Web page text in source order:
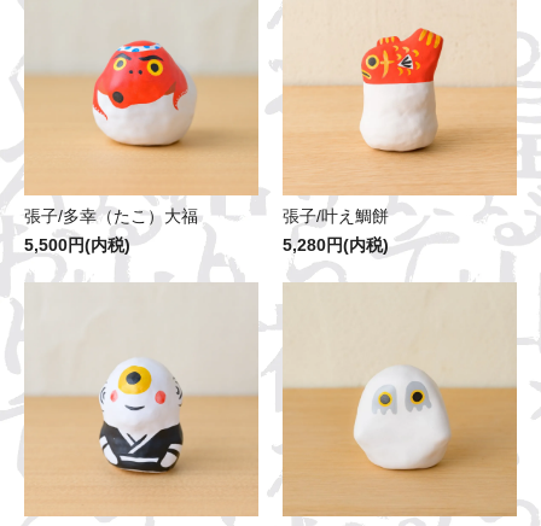
張子/多幸（たこ）大福
5,500円(内税)
張子/叶え鯛餅
5,280円(内税)